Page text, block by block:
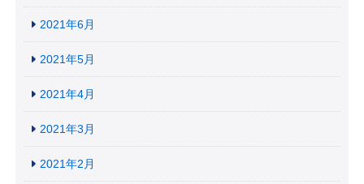
2021年6月
2021年5月
2021年4月
2021年3月
2021年2月